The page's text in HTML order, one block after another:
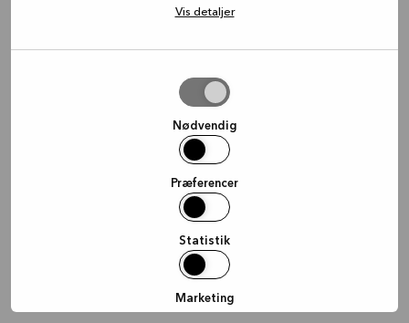
Vis detaljer
Nødvendig
Præferencer
Statistik
Marketing